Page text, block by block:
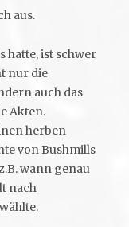
aus.
hatte, ist schwer
nur die
auch das
Akten.
herben
von Bushmills
wann genau
nach